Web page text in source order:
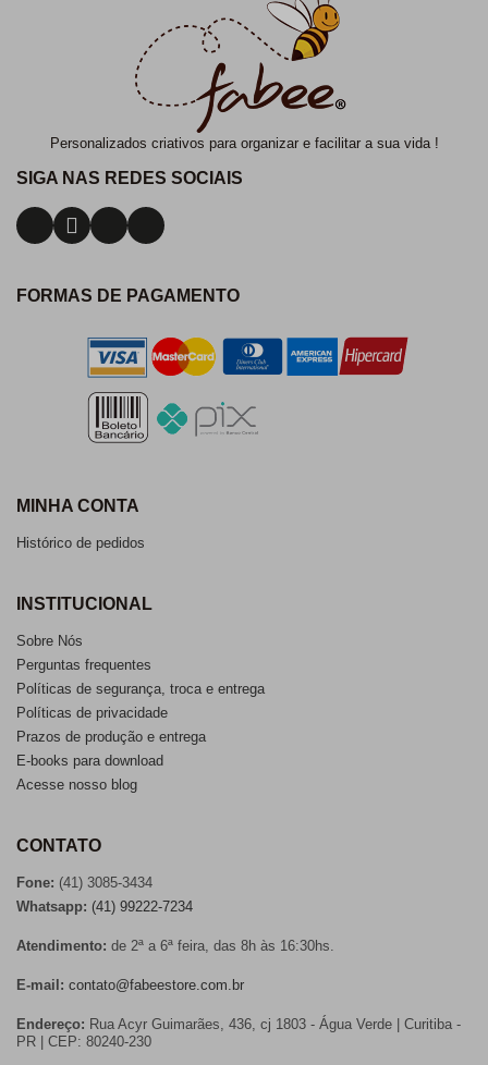
Personalizados criativos para organizar e facilitar a sua vida !
SIGA NAS REDES SOCIAIS
FORMAS DE PAGAMENTO
MINHA CONTA
Histórico de pedidos
INSTITUCIONAL
Sobre Nós
Perguntas frequentes
Políticas de segurança, troca e entrega
Políticas de privacidade
Prazos de produção e entrega
E-books para download
Acesse nosso blog
CONTATO
Fone: (41) 3085-3434
Whatsapp: (41) 99222-7234
Atendimento: de 2ª a 6ª feira, das 8h às 16:30hs.
E-mail: contato@fabeestore.com.br
Endereço: Rua Acyr Guimarães, 436, cj 1803 - Água Verde | Curitiba -
PR | CEP: 80240-230